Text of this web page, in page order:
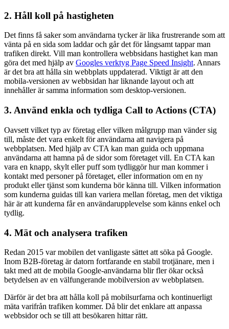
2. Håll koll på hastigheten
Det finns få saker som användarna tycker är lika frustrerande som att
vänta på en sida som laddar och går det för långsamt tappar man
trafiken direkt. Vill man kontrollera webbsidans hastighet kan man
göra det med hjälp av Googles verktyg Page Speed Insight. Annars
är det bra att hålla sin webbplats uppdaterad. Viktigt är att den
mobila-versionen av webbsidan har liknande layout och att
innehåller är samma information som desktop-versionen.
3. Använd enkla och tydliga Call to Actions (CTA)
Oavsett vilket typ av företag eller vilken målgrupp man vänder sig
till, måste det vara enkelt för användarna att navigera på
webbplatsen. Med hjälp av CTA kan man guida och uppmana
användarna att hamna på de sidor som företaget vill. En CTA kan
vara en knapp, skylt eller puff som tydliggör hur man kommer i
kontakt med personer på företaget, eller information om en ny
produkt eller tjänst som kunderna bör känna till. Vilken information
som kunderna guidas till kan variera mellan företag, men det viktiga
här är att kunderna får en användarupplevelse som känns enkel och
tydlig.
4. Mät och analysera trafiken
Redan 2015 var mobilen det vanligaste sättet att söka på Google.
Inom B2B-företag är datorn fortfarande en stabil trotjänare, men i
takt med att de mobila Google-användarna blir fler ökar också
betydelsen av en välfungerande mobilversion av webbplatsen.
Därför är det bra att hålla koll på mobilsurfarna och kontinuerligt
mäta varifrån trafiken kommer. Då blir det enklare att anpassa
webbsidor och se till att besökaren hittar rätt.